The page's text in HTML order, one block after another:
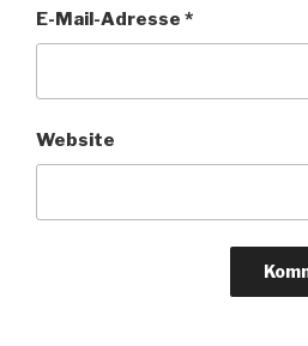
E-Mail-Adresse *
Website